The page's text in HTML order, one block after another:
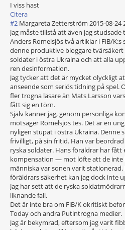
I viss hast
Citera
#2 Margareta Zetterström 2015-08-24
Jag måste tillstå att även jag
Anders Romelsjös två artiklar i FiB/
denne produktive bloggare
soldater i östra Ukraina och att alla
ren desinformation.
Jag tycker att det är mycket olyckligt
anseende som seriös tidning på spel.
fler trogna läsare än Mats Larsson
fått sig en törn.
Själv känner jag, genom personliga
motsäger Romelsjös tes. Det är en
nyligen stupat i östra Ukraina.
frivilligt, på sin fritid. Han var
ryska soldater. Hans föräldrar har
kompensation — mot löfte att de inte
människa var sonen varit
föräldrars säkerhet kan jag dock inte
Jag har sett att de ryska
liknande fall.
Det är inte bra om FiB/K okritiskt
Today och andra Putintrogna medier.
Jag är bekymrad, eftersom jag varit